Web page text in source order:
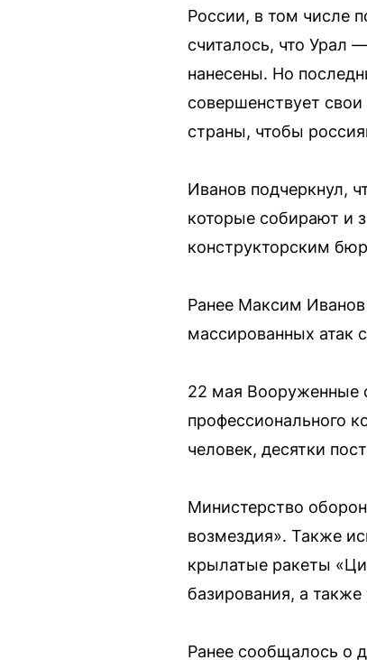
России, в том числе
считалось, что Урал
нанесены. Но
совершенствует
страны, чтобы
Иванов подчеркнул,
которые собирают и
конструкторским
Ранее Максим
массированных атак
22 мая Вооруженные
профессионального
человек, десятки
Министерство
возмездия». Также
крылатые ракеты
базирования, а
Ранее сообщалось о